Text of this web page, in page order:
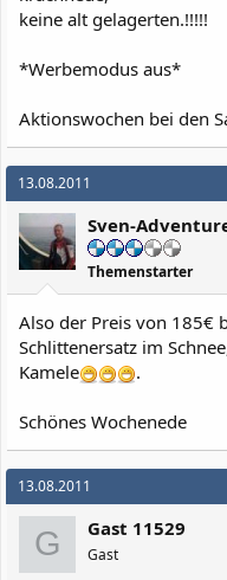
keine alt gelagerten.!!!!!
*Werbemodus aus*
Aktionswochen bei den
13.08.2011
Sven-
Themenstarter
Also der Preis von 185€
Schlittenersatz im
Kamele
.
Schönes Wochenede
13.08.2011
G Gast 11529
Gast